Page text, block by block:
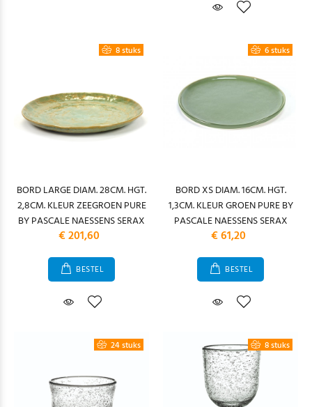
8 stuks
BORD LARGE DIAM. 28CM. HGT.
2,8CM. KLEUR ZEEGROEN PURE
BY PASCALE NAESSENS SERAX
€ 201,60
BESTEL
6 stuks
BORD XS DIAM. 16CM. HGT.
1,3CM. KLEUR GROEN PURE BY
PASCALE NAESSENS SERAX
€ 61,20
BESTEL
24 stuks 8 stuks